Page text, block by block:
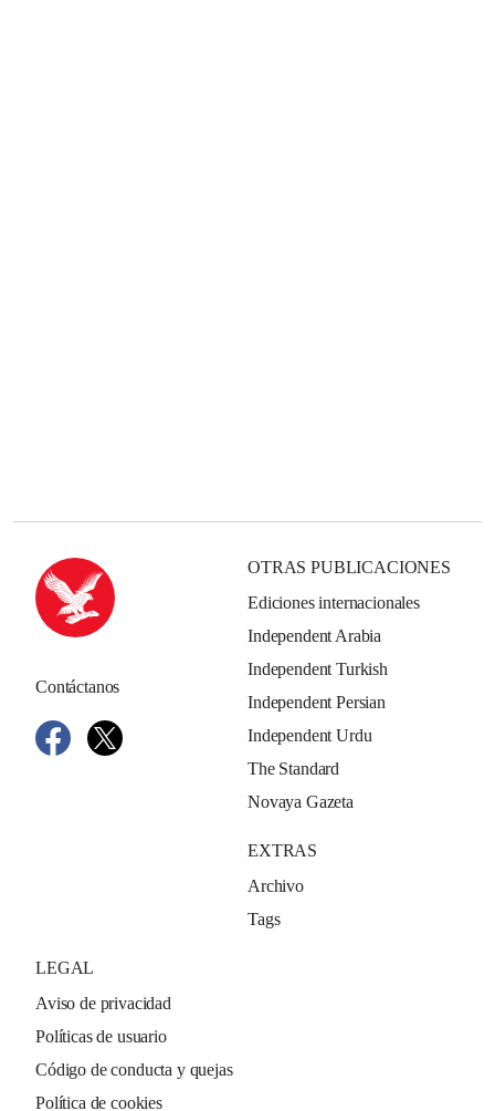
Contáctanos
OTRAS PUBLICACIONES
Ediciones internacionales
Independent Arabia
Independent Turkish
Independent Persian
Independent Urdu
The Standard
Novaya Gazeta
EXTRAS
Archivo
Tags
LEGAL
Aviso de privacidad
Políticas de usuario
Código de conducta y quejas
Política de cookies